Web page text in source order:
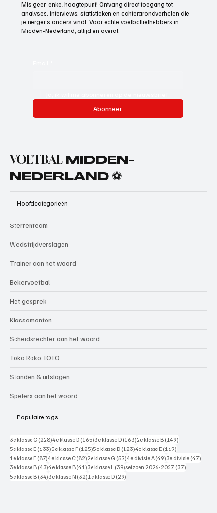
Mis geen enkel hoogtepunt! Ontvang direct toegang tot
analyses, interviews, statistieken en achtergrondverhalen die
je nergens anders vindt. Voor echte voetballiefhebbers in
Midden-Nederland, altijd en overal.
Abonneer
VOETBAL MIDDEN-
NEDERLAND ⚽
Hoofdcategorieën
Sterrenteam
Wedstrijdverslagen
Trainer aan het woord
Bekervoetbal
Het gesprek
Klassementen
Scheidsrechter aan het woord
Toko Roko TOTO
Standen & uitslagen
Spelers aan het woord
Populaire tags
3e klasse C (228)228 posts
4e klasse D (165)165 posts
3e klasse D (163)163 posts
2e klasse B (149)
5e klasse E (133)133 posts
5e klasse F (125)125 posts
5e klasse D (123)123 posts
4e klasse E (119)
1e klasse F (87)87 posts
4e klasse C (82)82 posts
2e klasse G (57)57 posts
4e divisie A (49)49 posts
3e divisie (47)
3e klasse B (43)43 posts
4e klasse B (41)41 posts
3e klasse L (39)39 posts
seizoen 2026-2027 (37)
5e klasse B (34)34 posts
3e klasse N (32)32 posts
1e klasse D (29)